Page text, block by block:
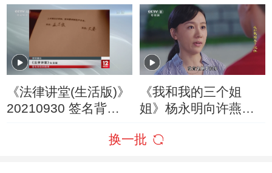
《法律讲堂(生活版)》
20210930 签名背后
《我和我的三个姐
姐》杨永明向许燕子
换一批